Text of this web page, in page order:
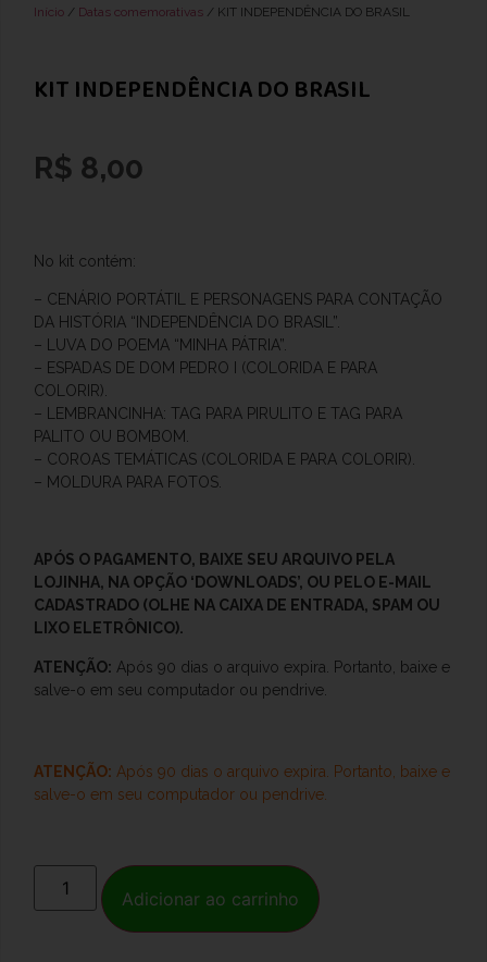
Início / Datas comemorativas / KIT INDEPENDÊNCIA DO BRASIL
KIT INDEPENDÊNCIA DO BRASIL
R$ 8,00
No kit contém:
– CENÁRIO PORTÁTIL E PERSONAGENS PARA CONTAÇÃO
DA HISTÓRIA “INDEPENDÊNCIA DO BRASIL”.
– LUVA DO POEMA “MINHA PÁTRIA”.
– ESPADAS DE DOM PEDRO I (COLORIDA E PARA
COLORIR).
– LEMBRANCINHA: TAG PARA PIRULITO E TAG PARA
PALITO OU BOMBOM.
– COROAS TEMÁTICAS (COLORIDA E PARA COLORIR).
– MOLDURA PARA FOTOS.
APÓS O PAGAMENTO, BAIXE SEU ARQUIVO PELA
LOJINHA, NA OPÇÃO ‘DOWNLOADS’, OU PELO E-MAIL
CADASTRADO (OLHE NA CAIXA DE ENTRADA, SPAM OU
LIXO ELETRÔNICO).
ATENÇÃO: Após 90 dias o arquivo expira. Portanto, baixe e
salve-o em seu computador ou pendrive.
ATENÇÃO: Após 90 dias o arquivo expira. Portanto, baixe e
salve-o em seu computador ou pendrive.
Adicionar ao carrinho